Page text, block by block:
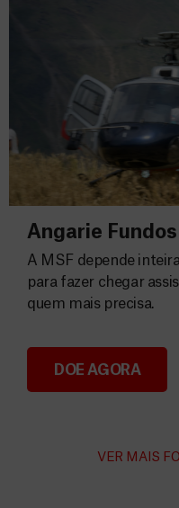
Angarie
Angarie
A MSF depende
para fazer chegar
quem mais precisa.
DOE AGORA
VER MAIS